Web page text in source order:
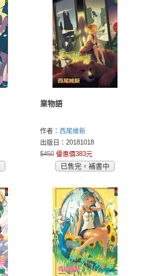
業物語
作者： 西尾維新
出版日：20181018
$450 優惠價383元
已售完，補書中